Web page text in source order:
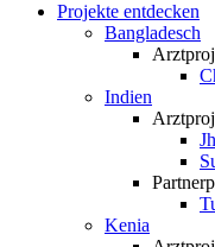
Projekte entdecken
Bangladesch
Indien
Kenia